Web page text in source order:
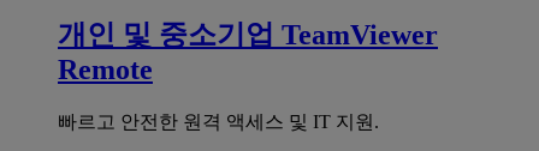
개인 및 중소기업 TeamViewer
Remote
빠르고 안전한 원격 액세스 및 IT 지원.